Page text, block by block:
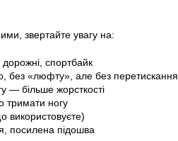
звертайте увагу на:
спортбайк
без «люфту», але без перетискання
— більше жорсткості
тримати ногу
використовуєте)
посилена підошва